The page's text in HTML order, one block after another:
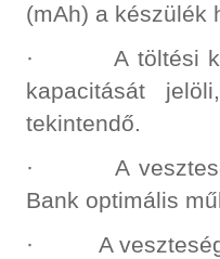
(mAh) a készülék
· A töltési
kapacitását
tekintendő.
· A veszteség
Bank optimális
· A